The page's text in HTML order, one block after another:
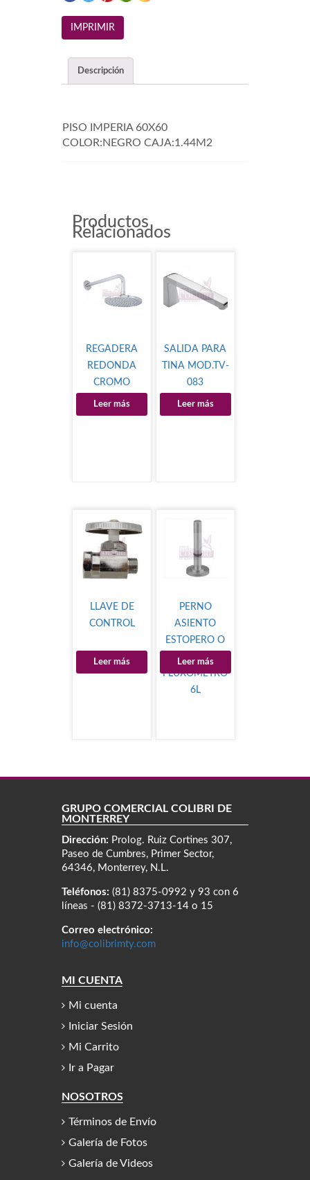
Descripción
PISO IMPERIA 60X60
COLOR:NEGRO CAJA:1.44M2
Productos
Relacionados
REGADERA
REDONDA
CROMO
Leer más
SALIDA PARA
TINA MOD.TV-
083
Leer más
LLAVE DE
CONTROL
Leer más
PERNO
ASIENTO
ESTOPERO O
´RING PARA
FLUXÓMETRO
6L
Leer más
GRUPO COMERCIAL COLIBRÍ DE
MONTERREY
Dirección: Prolog. Ruiz Cortines 307,
Paseo de Cumbres, Primer Sector,
64346, Monterrey, N.L.
Teléfonos: (81) 8375-0992 y 93 con 6
líneas - (81) 8372-3713-14 o 15
Correo electrónico:
info@colibrimty.com
MI CUENTA
Mi cuenta
Iniciar Sesión
Mi Carrito
Ir a Pagar
NOSOTROS
Términos de Envío
Galería de Fotos
Galería de Videos